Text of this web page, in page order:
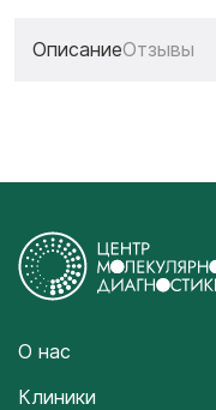
ОписаниеОтзывы
О нас
Клиники